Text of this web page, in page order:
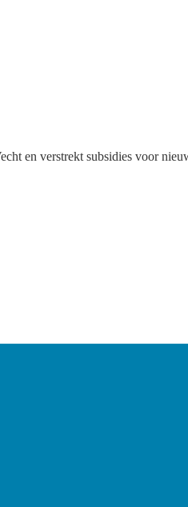
en verstrekt subsidies voor